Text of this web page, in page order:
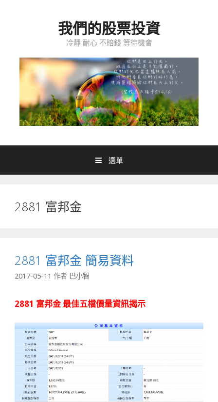
我們的股票投資
冷靜 耐心 不賠錢 等待機會
選單
2881 富邦金
2881 富邦金 簡易資料
2017-05-11 作者 巴小智
2881 富邦金 最佳五檔價量資訊揭示